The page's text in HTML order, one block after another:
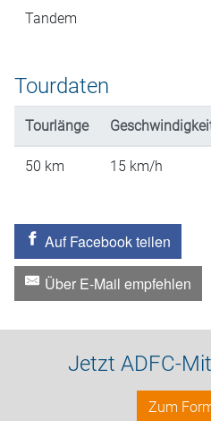
Tandem
Tourdaten
Tourlänge
50 km 15 km/h
Auf Facebook teilen
Über E-Mail empfehlen
Jetzt ADFC-
Zum